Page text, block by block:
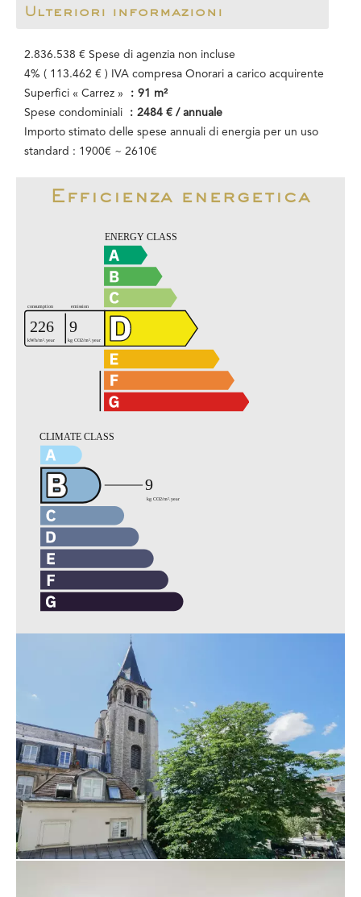
Ulteriori informazioni
2.836.538 € Spese di agenzia non incluse
4% ( 113.462 € ) IVA compresa Onorari a carico acquirente
Superfici « Carrez »
91 m²
Spese condominiali
2484 € / annuale
Importo stimato delle spese annuali di energia per un uso
standard : 1900€ ~ 2610€
Efficienza energetica